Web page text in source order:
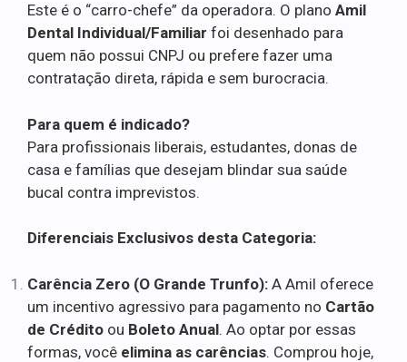
Este é o “carro-chefe” da operadora. O plano Amil
Dental Individual/Familiar foi desenhado para
quem não possui CNPJ ou prefere fazer uma
contratação direta, rápida e sem burocracia.
Para quem é indicado?
Para profissionais liberais, estudantes, donas de
casa e famílias que desejam blindar sua saúde
bucal contra imprevistos.
Diferenciais Exclusivos desta Categoria:
Carência Zero (O Grande Trunfo): A Amil oferece
um incentivo agressivo para pagamento no Cartão
de Crédito ou Boleto Anual. Ao optar por essas
formas, você elimina as carências. Comprou hoje,